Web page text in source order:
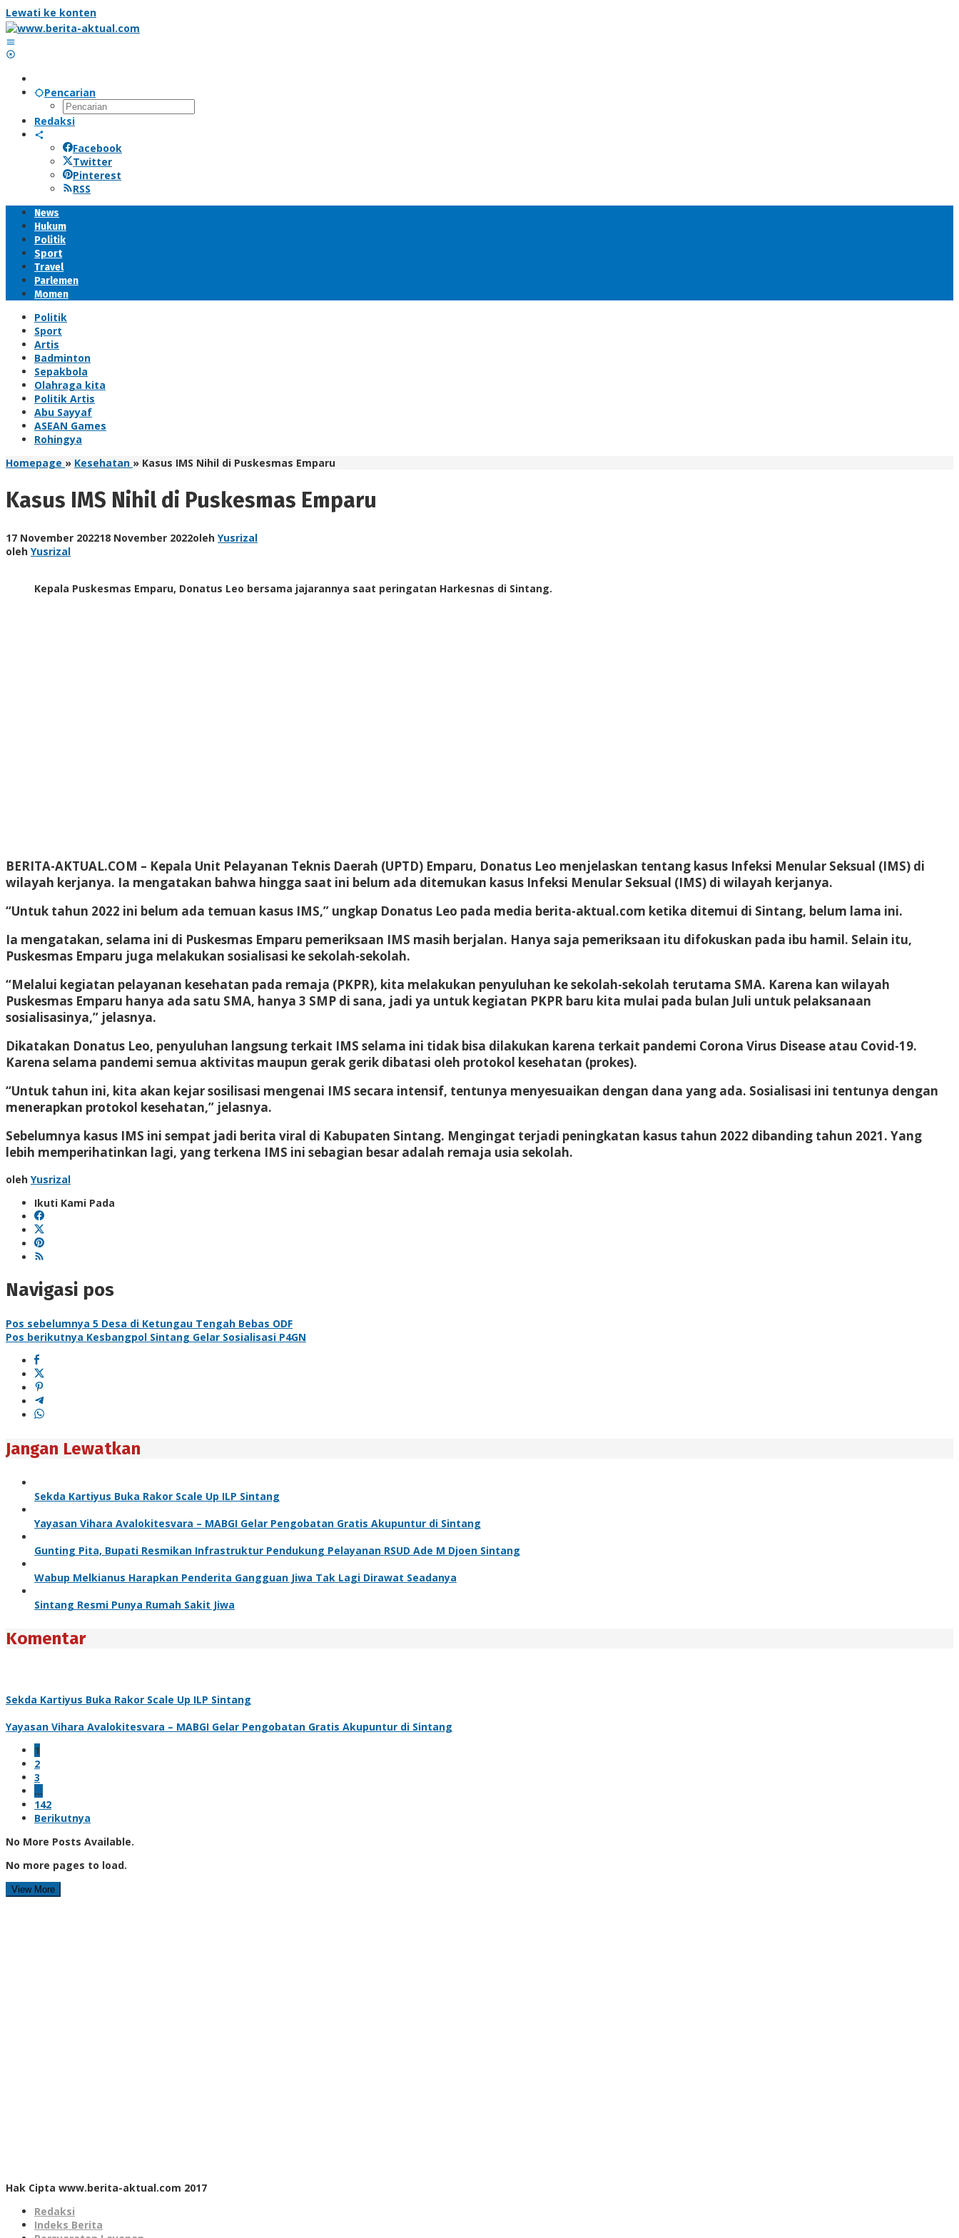
Lewati ke konten
Pencarian
Redaksi
Facebook
Twitter
Pinterest
RSS
News
Hukum
Politik
Sport
Travel
Parlemen
Momen
Politik
Sport
Artis
Badminton
Sepakbola
Olahraga kita
Politik Artis
Abu Sayyaf
ASEAN Games
Rohingya
Homepage » Kesehatan » Kasus IMS Nihil di Puskesmas Emparu
Kasus IMS Nihil di Puskesmas Emparu
17 November 202218 November 2022oleh Yusrizal
oleh Yusrizal
Kepala Puskesmas Emparu, Donatus Leo bersama jajarannya saat peringatan Harkesnas di Sintang.
BERITA-AKTUAL.COM – Kepala Unit Pelayanan Teknis Daerah (UPTD) Emparu, Donatus Leo menjelaskan tentang kasus Infeksi Menular Seksual (IMS) di
wilayah kerjanya. Ia mengatakan bahwa hingga saat ini belum ada ditemukan kasus Infeksi Menular Seksual (IMS) di wilayah kerjanya.
“Untuk tahun 2022 ini belum ada temuan kasus IMS,” ungkap Donatus Leo pada media berita-aktual.com ketika ditemui di Sintang, belum lama ini.
Ia mengatakan, selama ini di Puskesmas Emparu pemeriksaan IMS masih berjalan. Hanya saja pemeriksaan itu difokuskan pada ibu hamil. Selain itu,
Puskesmas Emparu juga melakukan sosialisasi ke sekolah-sekolah.
“Melalui kegiatan pelayanan kesehatan pada remaja (PKPR), kita melakukan penyuluhan ke sekolah-sekolah terutama SMA. Karena kan wilayah
Puskesmas Emparu hanya ada satu SMA, hanya 3 SMP di sana, jadi ya untuk kegiatan PKPR baru kita mulai pada bulan Juli untuk pelaksanaan
sosialisasinya,” jelasnya.
Dikatakan Donatus Leo, penyuluhan langsung terkait IMS selama ini tidak bisa dilakukan karena terkait pandemi Corona Virus Disease atau Covid-19.
Karena selama pandemi semua aktivitas maupun gerak gerik dibatasi oleh protokol kesehatan (prokes).
“Untuk tahun ini, kita akan kejar sosilisasi mengenai IMS secara intensif, tentunya menyesuaikan dengan dana yang ada. Sosialisasi ini tentunya dengan
menerapkan protokol kesehatan,” jelasnya.
Sebelumnya kasus IMS ini sempat jadi berita viral di Kabupaten Sintang. Mengingat terjadi peningkatan kasus tahun 2022 dibanding tahun 2021. Yang
lebih memperihatinkan lagi, yang terkena IMS ini sebagian besar adalah remaja usia sekolah.
oleh Yusrizal
Ikuti Kami Pada
Navigasi pos
Pos sebelumnya 5 Desa di Ketungau Tengah Bebas ODF
Pos berikutnya Kesbangpol Sintang Gelar Sosialisasi P4GN
Jangan Lewatkan
Sekda Kartiyus Buka Rakor Scale Up ILP Sintang
Yayasan Vihara Avalokitesvara – MABGI Gelar Pengobatan Gratis Akupuntur di Sintang
Gunting Pita, Bupati Resmikan Infrastruktur Pendukung Pelayanan RSUD Ade M Djoen Sintang
Wabup Melkianus Harapkan Penderita Gangguan Jiwa Tak Lagi Dirawat Seadanya
Sintang Resmi Punya Rumah Sakit Jiwa
Komentar
Sekda Kartiyus Buka Rakor Scale Up ILP Sintang
Yayasan Vihara Avalokitesvara – MABGI Gelar Pengobatan Gratis Akupuntur di Sintang
1
2
3
…
142
Berikutnya
No More Posts Available.
No more pages to load.
View More
Hak Cipta www.berita-aktual.com 2017
Redaksi
Indeks Berita